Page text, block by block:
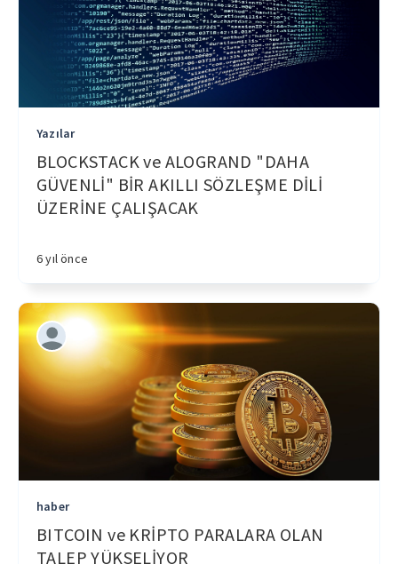
Yazılar
BLOCKSTACK ve ALOGRAND "DAHA
GÜVENLİ" BİR AKILLI SÖZLEŞME DİLİ
ÜZERİNE ÇALIŞACAK
6 yıl önce
haber
BITCOIN ve KRİPTO PARALARA OLAN
TALEP YÜKSELİYOR